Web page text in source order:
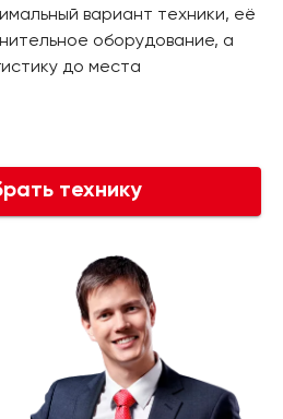
вариант техники, её
оборудование, а
до места
технику